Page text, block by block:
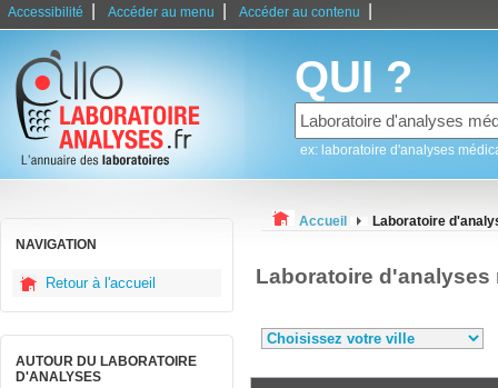
Accessibilité Accéder au menu Accéder au contenu
QUI ?
ex: laboratoire d'analyses
NAVIGATION
Retour à l'accueil
AUTOUR DU LABORATOIRE
D'ANALYSES
Accueil Laboratoire
Laboratoire d'analyses